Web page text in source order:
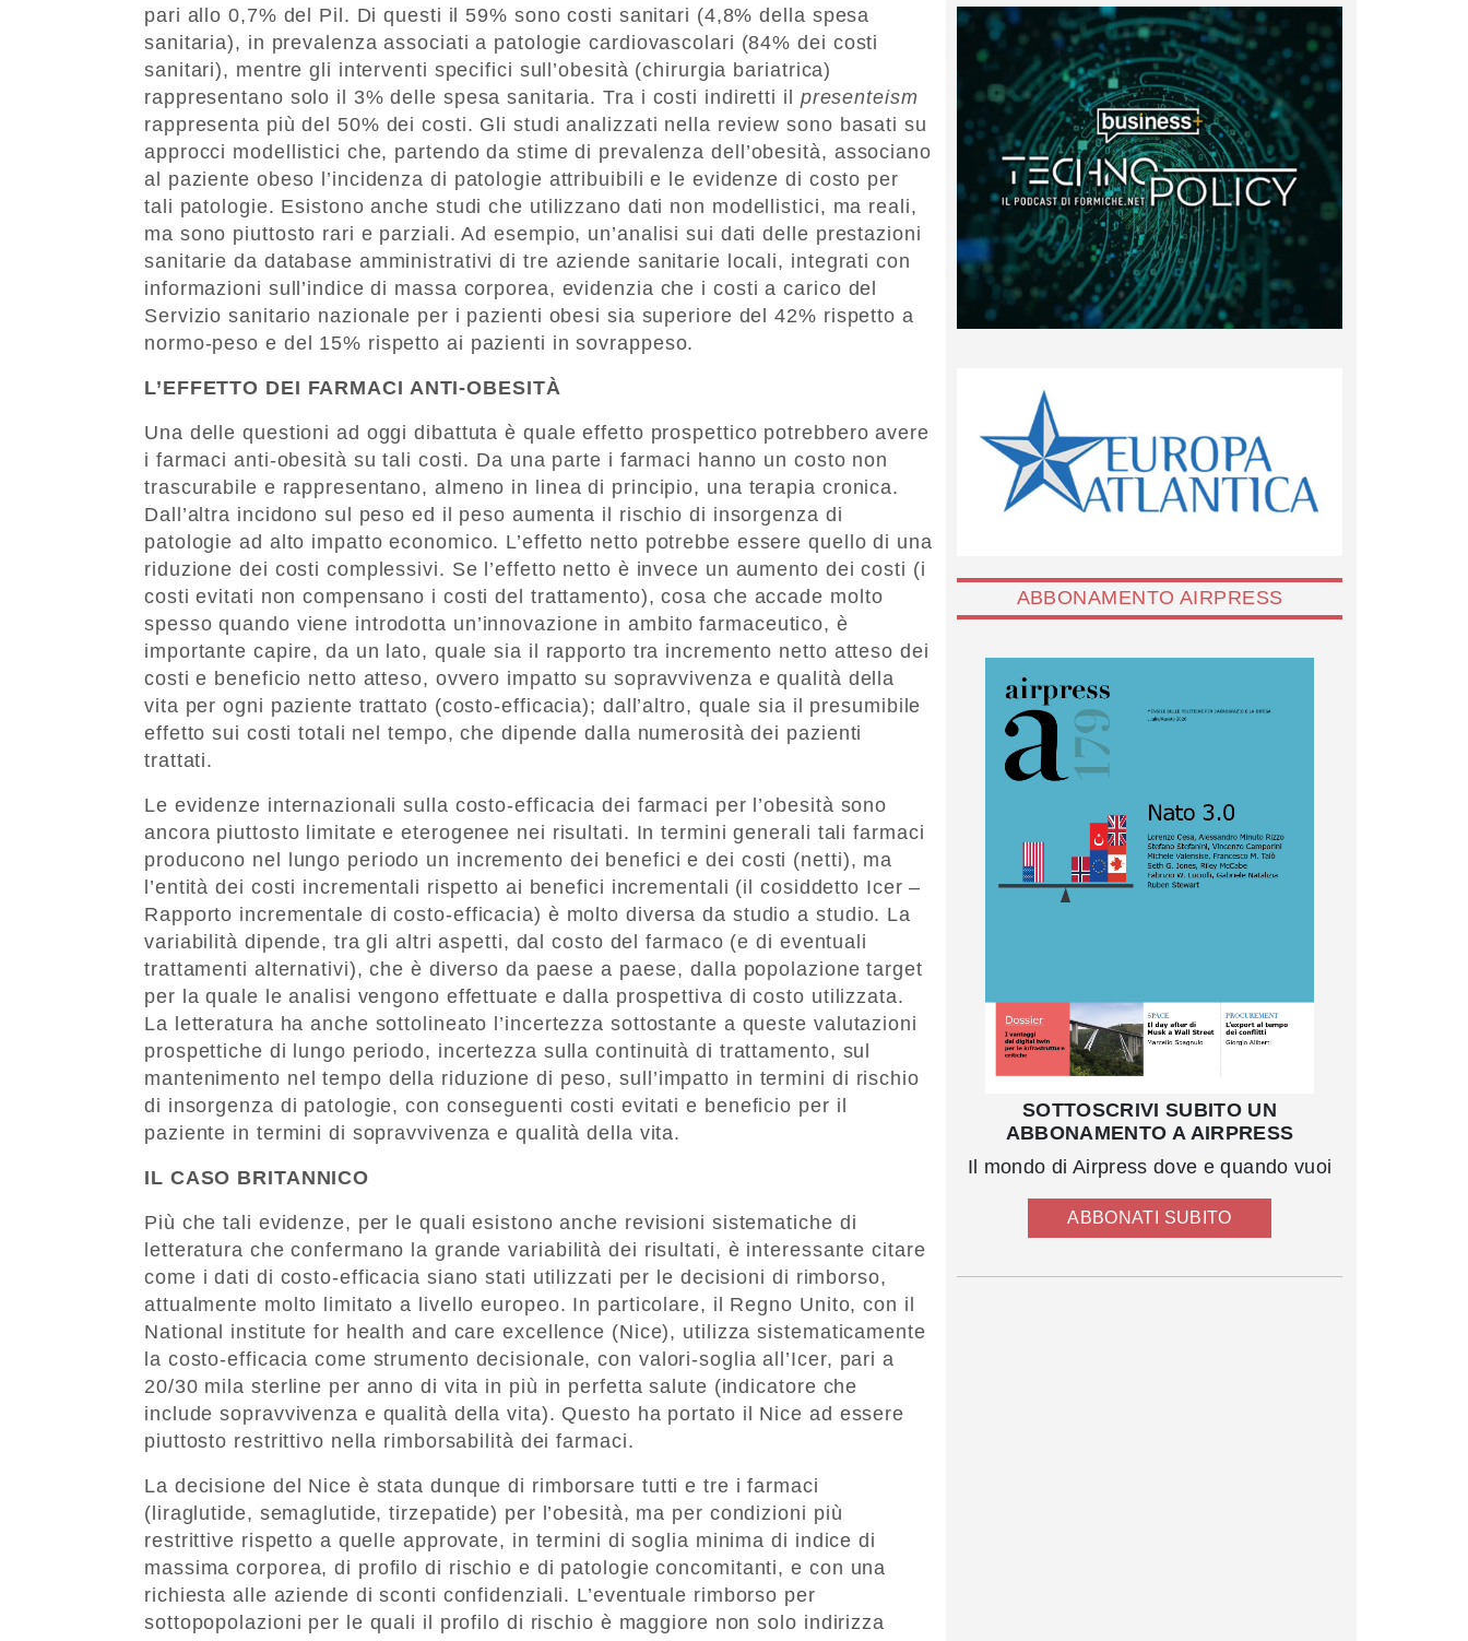
pari allo 0,7% del Pil. Di questi il 59% sono costi sanitari (4,8% della spesa
sanitaria), in prevalenza associati a patologie cardiovascolari (84% dei costi
sanitari), mentre gli interventi specifici sull’obesità (chirurgia bariatrica)
rappresentano solo il 3% delle spesa sanitaria. Tra i costi indiretti il presenteism
rappresenta più del 50% dei costi. Gli studi analizzati nella review sono basati su
approcci modellistici che, partendo da stime di prevalenza dell’obesità, associano
al paziente obeso l’incidenza di patologie attribuibili e le evidenze di costo per
tali patologie. Esistono anche studi che utilizzano dati non modellistici, ma reali,
ma sono piuttosto rari e parziali. Ad esempio, un’analisi sui dati delle prestazioni
sanitarie da database amministrativi di tre aziende sanitarie locali, integrati con
informazioni sull’indice di massa corporea, evidenzia che i costi a carico del
Servizio sanitario nazionale per i pazienti obesi sia superiore del 42% rispetto a
normo-peso e del 15% rispetto ai pazienti in sovrappeso.
L’EFFETTO DEI FARMACI ANTI-OBESITÀ
Una delle questioni ad oggi dibattuta è quale effetto prospettico potrebbero avere
i farmaci anti-obesità su tali costi. Da una parte i farmaci hanno un costo non
trascurabile e rappresentano, almeno in linea di principio, una terapia cronica.
Dall’altra incidono sul peso ed il peso aumenta il rischio di insorgenza di
patologie ad alto impatto economico. L’effetto netto potrebbe essere quello di una
riduzione dei costi complessivi. Se l’effetto netto è invece un aumento dei costi (i
costi evitati non compensano i costi del trattamento), cosa che accade molto
spesso quando viene introdotta un’innovazione in ambito farmaceutico, è
importante capire, da un lato, quale sia il rapporto tra incremento netto atteso dei
costi e beneficio netto atteso, ovvero impatto su sopravvivenza e qualità della
vita per ogni paziente trattato (costo-efficacia); dall’altro, quale sia il presumibile
effetto sui costi totali nel tempo, che dipende dalla numerosità dei pazienti
trattati.
Le evidenze internazionali sulla costo-efficacia dei farmaci per l’obesità sono
ancora piuttosto limitate e eterogenee nei risultati. In termini generali tali farmaci
producono nel lungo periodo un incremento dei benefici e dei costi (netti), ma
l’entità dei costi incrementali rispetto ai benefici incrementali (il cosiddetto Icer –
Rapporto incrementale di costo-efficacia) è molto diversa da studio a studio. La
variabilità dipende, tra gli altri aspetti, dal costo del farmaco (e di eventuali
trattamenti alternativi), che è diverso da paese a paese, dalla popolazione target
per la quale le analisi vengono effettuate e dalla prospettiva di costo utilizzata.
La letteratura ha anche sottolineato l’incertezza sottostante a queste valutazioni
prospettiche di lungo periodo, incertezza sulla continuità di trattamento, sul
mantenimento nel tempo della riduzione di peso, sull’impatto in termini di rischio
di insorgenza di patologie, con conseguenti costi evitati e beneficio per il
paziente in termini di sopravvivenza e qualità della vita.
IL CASO BRITANNICO
Più che tali evidenze, per le quali esistono anche revisioni sistematiche di
letteratura che confermano la grande variabilità dei risultati, è interessante citare
come i dati di costo-efficacia siano stati utilizzati per le decisioni di rimborso,
attualmente molto limitato a livello europeo. In particolare, il Regno Unito, con il
National institute for health and care excellence (Nice), utilizza sistematicamente
la costo-efficacia come strumento decisionale, con valori-soglia all’Icer, pari a
20/30 mila sterline per anno di vita in più in perfetta salute (indicatore che
include sopravvivenza e qualità della vita). Questo ha portato il Nice ad essere
piuttosto restrittivo nella rimborsabilità dei farmaci.
La decisione del Nice è stata dunque di rimborsare tutti e tre i farmaci
(liraglutide, semaglutide, tirzepatide) per l’obesità, ma per condizioni più
restrittive rispetto a quelle approvate, in termini di soglia minima di indice di
massima corporea, di profilo di rischio e di patologie concomitanti, e con una
richiesta alle aziende di sconti confidenziali. L’eventuale rimborso per
sottopopolazioni per le quali il profilo di rischio è maggiore non solo indirizza
ABBONAMENTO AIRPRESS
SOTTOSCRIVI SUBITO UN
ABBONAMENTO A AIRPRESS
Il mondo di Airpress dove e quando vuoi
ABBONATI SUBITO